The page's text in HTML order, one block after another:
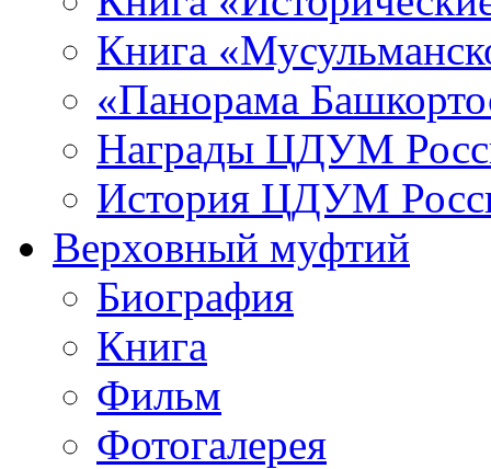
Книга
«Панорама
Награды ЦДУМ
История ЦДУМ
Верховный муфтий
Биография
Книга
Фильм
Фотогалерея